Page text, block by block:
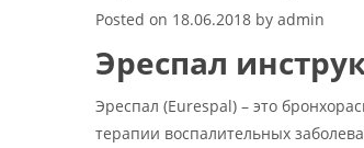
Posted on 18.06.2018 by admin
Эреспал
Эреспал (Eurespal) – это
терапии воспалительных